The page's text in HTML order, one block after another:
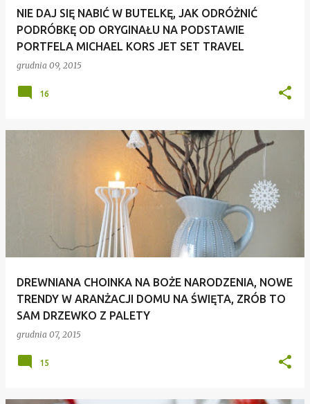
NIE DAJ SIĘ NABIĆ W BUTELKĘ, JAK ODRÓŻNIĆ
PODRÓBKĘ OD ORYGINAŁU NA PODSTAWIE
PORTFELA MICHAEL KORS JET SET TRAVEL
grudnia 09, 2015
16
DREWNIANA CHOINKA NA BOŻE NARODZENIA, NOWE
TRENDY W ARANŻACJI DOMU NA ŚWIĘTA, ZRÓB TO
SAM DRZEWKO Z PALETY
grudnia 07, 2015
15